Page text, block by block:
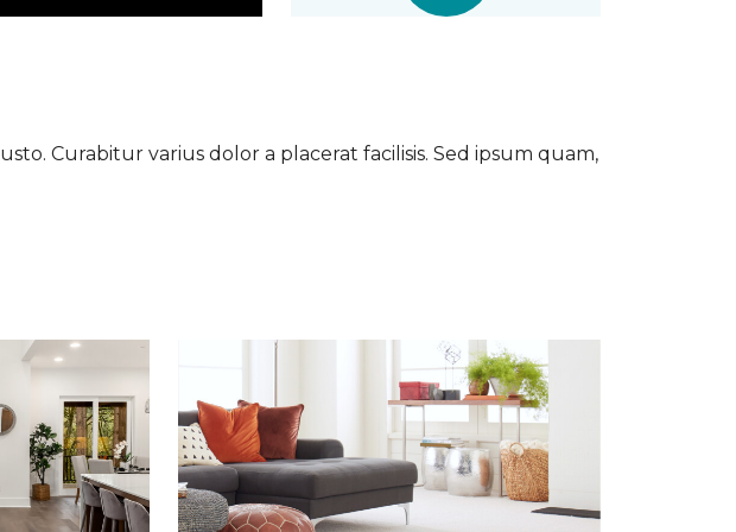
Curabitur varius dolor a placerat facilisis. Sed ipsum quam,